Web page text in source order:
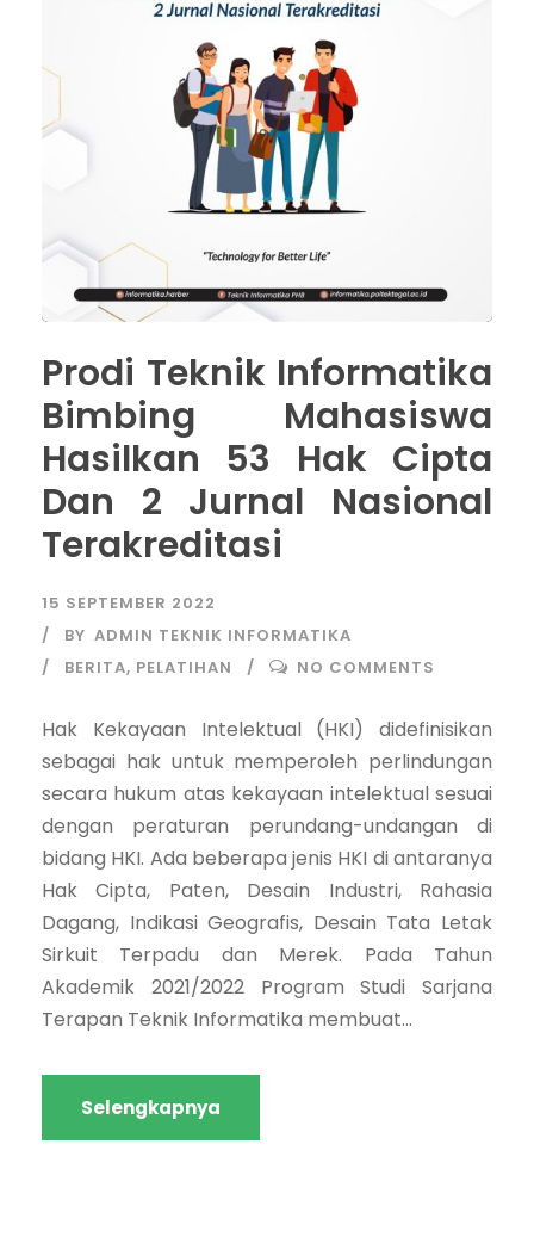
Prodi Teknik Informatika
Bimbing Mahasiswa
Hasilkan 53 Hak Cipta
Dan 2 Jurnal Nasional
Terakreditasi
15 SEPTEMBER 2022
BY ADMIN TEKNIK INFORMATIKA
BERITA, PELATIHAN NO COMMENTS
Hak Kekayaan Intelektual (HKI) didefinisikan
sebagai hak untuk memperoleh perlindungan
secara hukum atas kekayaan intelektual sesuai
dengan peraturan perundang-undangan di
bidang HKI. Ada beberapa jenis HKI di antaranya
Hak Cipta, Paten, Desain Industri, Rahasia
Dagang, Indikasi Geografis, Desain Tata Letak
Sirkuit Terpadu dan Merek. Pada Tahun
Akademik 2021/2022 Program Studi Sarjana
Terapan Teknik Informatika membuat...
Selengkapnya